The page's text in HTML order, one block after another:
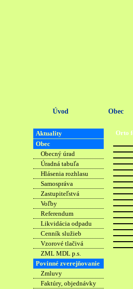
Úvod Obec
Aktuality
Obec
Obecný úrad
Úradná tabuľa
Hlásenia rozhlasu
Samospráva
Zastupiteľstvá
Voľby
Referendum
Likvidácia odpadu
Cenník služieb
Vzorové tlačivá
ZML MDL p.s.
Povinné zverejňovanie
Zmluvy
Faktúry, objednávky
Orto